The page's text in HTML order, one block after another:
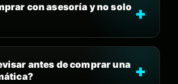
con asesoría y no solo
antes de comprar una